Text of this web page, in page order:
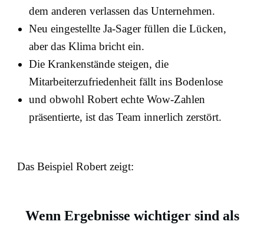
dem anderen verlassen das Unternehmen.
Neu eingestellte Ja-Sager füllen die Lücken,
aber das Klima bricht ein.
Die Krankenstände steigen, die
Mitarbeiterzufriedenheit fällt ins Bodenlose
und obwohl Robert echte Wow-Zahlen
präsentierte, ist das Team innerlich zerstört.
Das Beispiel Robert zeigt:
Wenn Ergebnisse wichtiger sind als